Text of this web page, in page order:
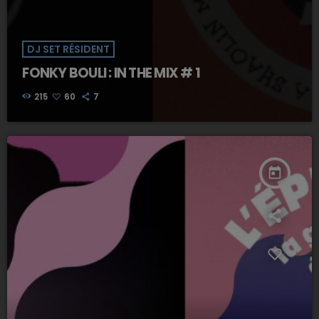
DJ SET RÉSIDENT
FONKY BOULI : IN THE MIX # 1
215 60 7
today